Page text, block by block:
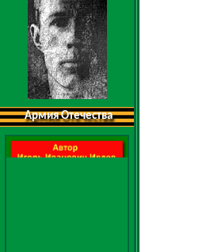
Армия Отечества